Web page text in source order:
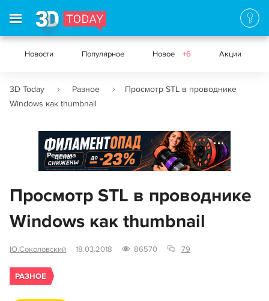
Новости Популярное Новое +6 Акции
3D Today Разное
Просмотр STL в проводнике
Windows как thumbnail
Реклама
Просмотр STL в проводнике
Windows как thumbnail
Ю.Соколовский 18.03.2018 86570 79
РАЗНОЕ